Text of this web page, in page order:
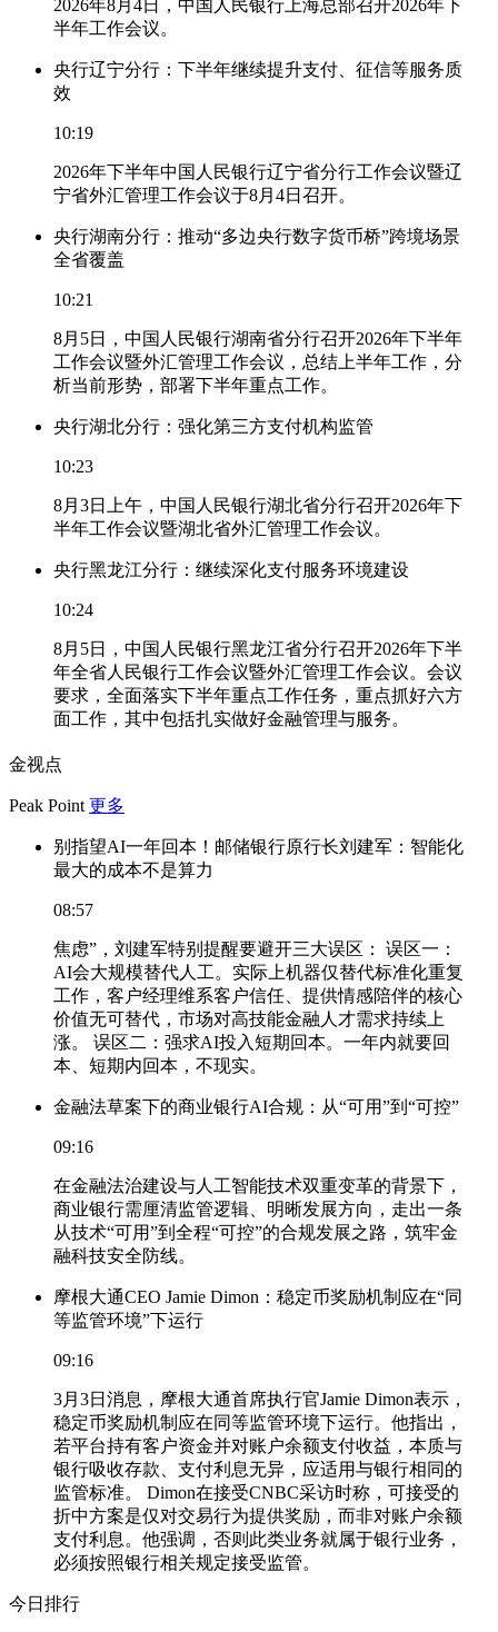
2026年8月4日，中国人民银行上海总部召开2026年下
半年工作会议。
央行辽宁分行：下半年继续提升支付、征信等服务质
效
10:19
2026年下半年中国人民银行辽宁省分行工作会议暨辽
宁省外汇管理工作会议于8月4日召开。
央行湖南分行：推动“多边央行数字货币桥”跨境场景
全省覆盖
10:21
8月5日，中国人民银行湖南省分行召开2026年下半年
工作会议暨外汇管理工作会议，总结上半年工作，分
析当前形势，部署下半年重点工作。
央行湖北分行：强化第三方支付机构监管
10:23
8月3日上午，中国人民银行湖北省分行召开2026年下
半年工作会议暨湖北省外汇管理工作会议。
央行黑龙江分行：继续深化支付服务环境建设
10:24
8月5日，中国人民银行黑龙江省分行召开2026年下半
年全省人民银行工作会议暨外汇管理工作会议。会议
要求，全面落实下半年重点工作任务，重点抓好六方
面工作，其中包括扎实做好金融管理与服务。
金视点
Peak Point 更多
别指望AI一年回本！邮储银行原行长刘建军：智能化
最大的成本不是算力
08:57
焦虑”，刘建军特别提醒要避开三大误区： 误区一：
AI会大规模替代人工。实际上机器仅替代标准化重复
工作，客户经理维系客户信任、提供情感陪伴的核心
价值无可替代，市场对高技能金融人才需求持续上
涨。 误区二：强求AI投入短期回本。一年内就要回
本、短期内回本，不现实。
金融法草案下的商业银行AI合规：从“可用”到“可控”
09:16
在金融法治建设与人工智能技术双重变革的背景下，
商业银行需厘清监管逻辑、明晰发展方向，走出一条
从技术“可用”到全程“可控”的合规发展之路，筑牢金
融科技安全防线。
摩根大通CEO Jamie Dimon：稳定币奖励机制应在“同
等监管环境”下运行
09:16
3月3日消息，摩根大通首席执行官Jamie Dimon表示，
稳定币奖励机制应在同等监管环境下运行。他指出，
若平台持有客户资金并对账户余额支付收益，本质与
银行吸收存款、支付利息无异，应适用与银行相同的
监管标准。 Dimon在接受CNBC采访时称，可接受的
折中方案是仅对交易行为提供奖励，而非对账户余额
支付利息。他强调，否则此类业务就属于银行业务，
必须按照银行相关规定接受监管。
今日排行